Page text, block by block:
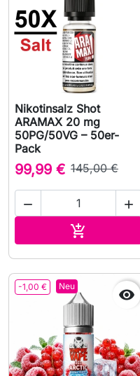
Nikotinsalz Shot
ARAMAX 20 mg
50PG/50VG – 50er-
Pack
99,99 € 145,00 €
 

-1,00 € Neu
